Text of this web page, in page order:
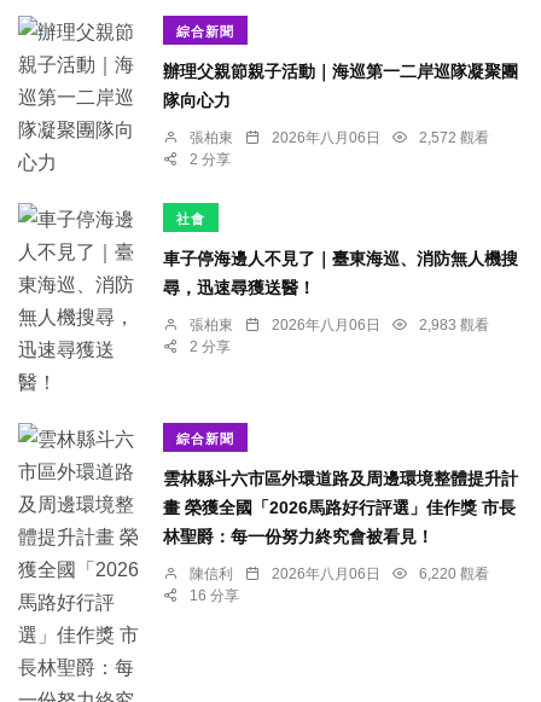
綜合新聞
辦理父親節親子活動｜海巡第一二岸巡隊凝聚團
隊向心力
張柏東 2026年八月06日
2,572 觀看
2 分享
社會
車子停海邊人不見了｜臺東海巡、消防無人機搜
尋，迅速尋獲送醫！
張柏東 2026年八月06日
2,983 觀看
2 分享
綜合新聞
雲林縣斗六市區外環道路及周邊環境整體提升計
畫 榮獲全國「2026馬路好行評選」佳作獎 市長
林聖爵：每一份努力終究會被看見！
陳信利 2026年八月06日
6,220 觀看
16 分享